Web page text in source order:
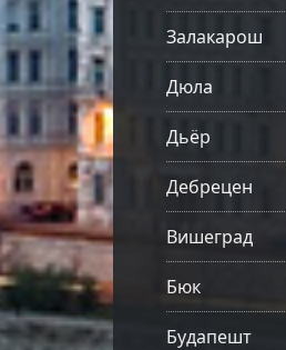
Залакарош
Дюла
Дьёр
Дебрецен
Вишеград
Бюк
Будапешт